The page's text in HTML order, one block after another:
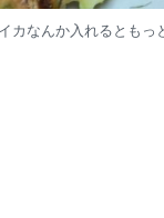
カなんか入れるともっ